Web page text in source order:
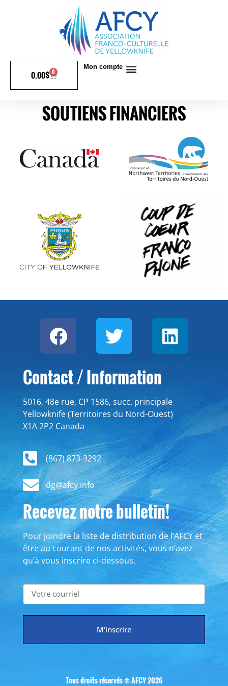
0.00$ 0
Mon compte
SOUTIENS FINANCIERS
Contact / Information
5016, 48e rue, CP 1586, succ. principale
Yellowknife (Territoires du Nord-Ouest)
X1A 2P2 Canada
(867) 873-3292
dg@afcy.info
Recevez notre bulletin!
Pour joindre la liste de distribution de l’AFCY et
être au courant de nos activités, vous n’avez
qu’à vous inscrire ci-dessous.
M'inscrire
Tous droits réservés © AFCY 2026